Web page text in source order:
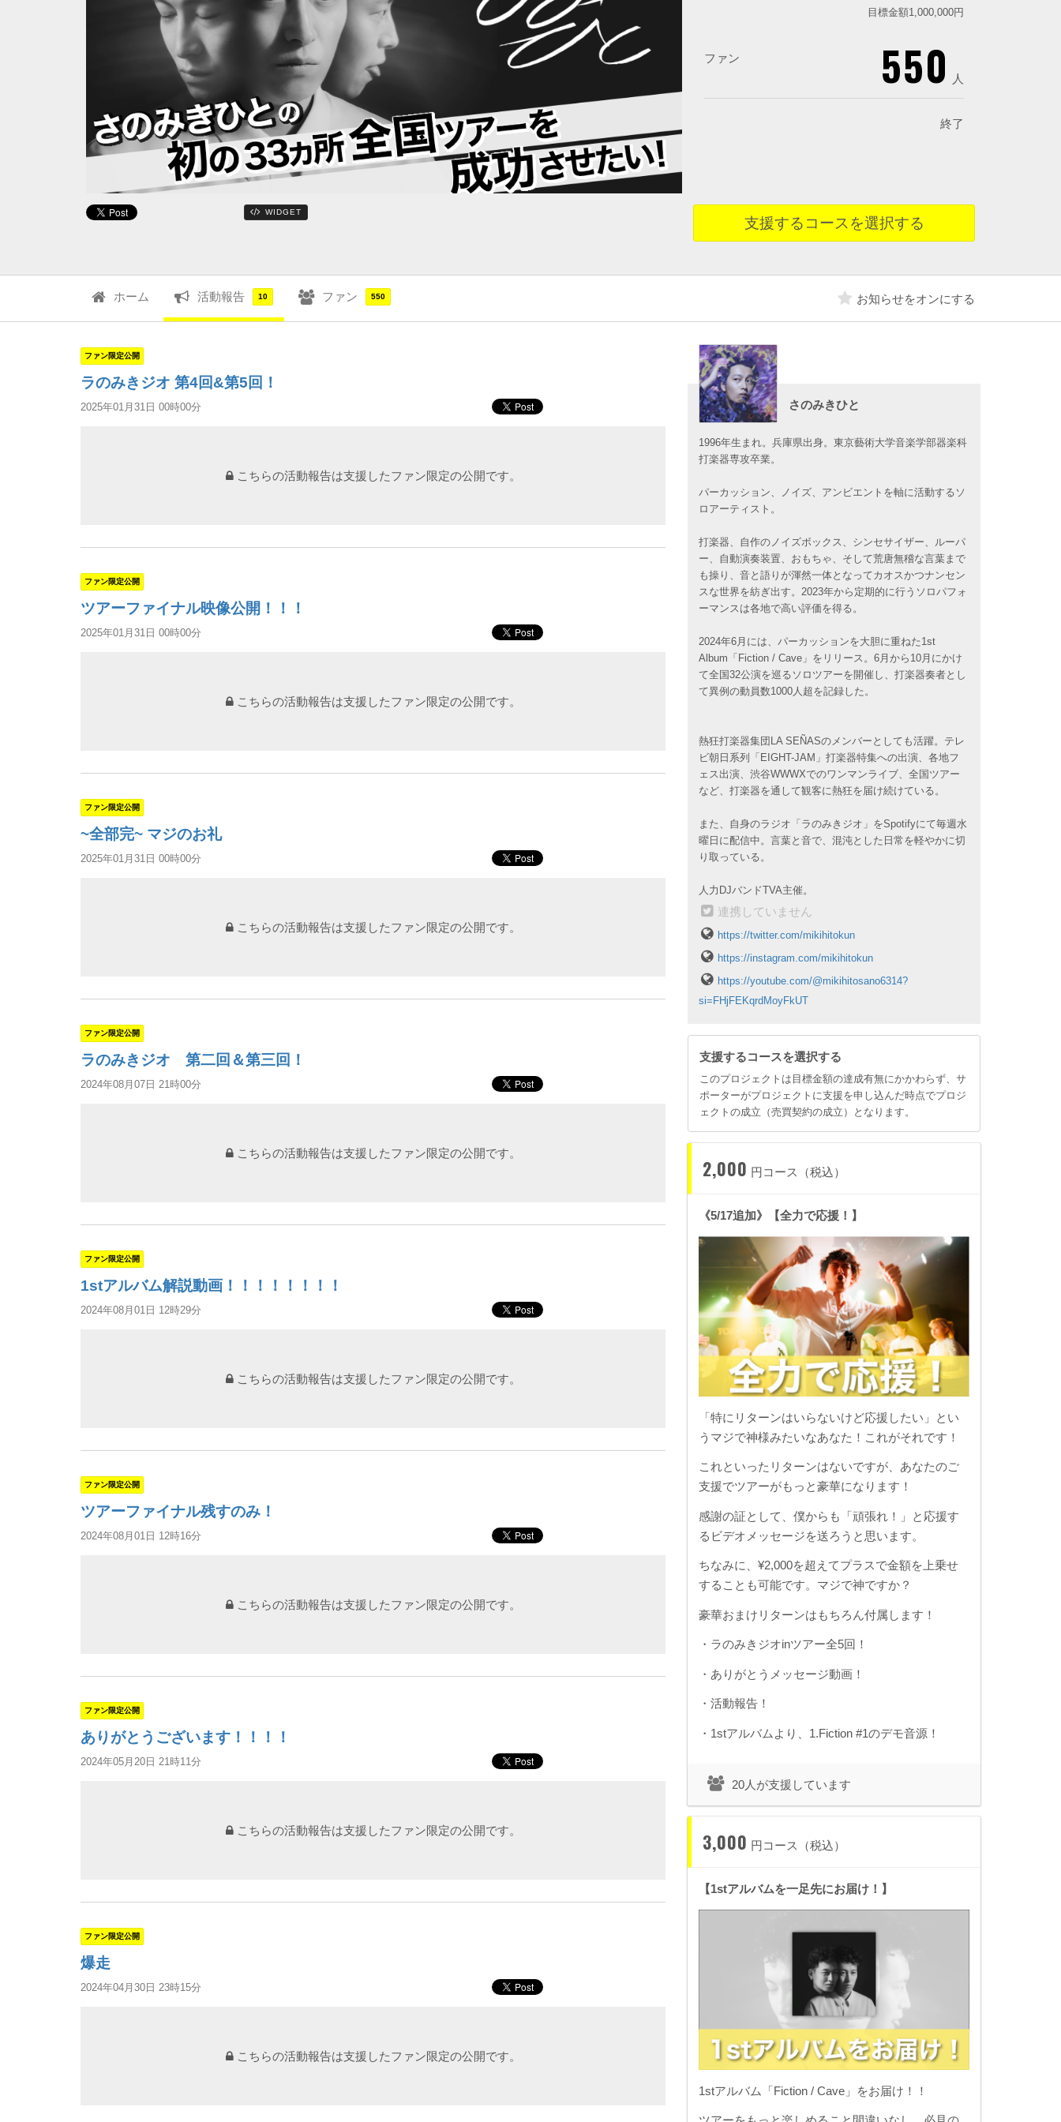
目標金額1,000,000円
ファン 550 人
終了
WIDGET
支援するコースを選択する
ホーム 活動報告 10 ファン 550 お知らせをオンにする
ファン限定公開
ラのみきジオ 第4回&第5回！
2025年01月31日 00時00分
こちらの活動報告は支援したファン限定の公開です。
ファン限定公開
ツアーファイナル映像公開！！！
2025年01月31日 00時00分
こちらの活動報告は支援したファン限定の公開です。
ファン限定公開
~全部完~ マジのお礼
2025年01月31日 00時00分
こちらの活動報告は支援したファン限定の公開です。
ファン限定公開
ラのみきジオ 第二回＆第三回！
2024年08月07日 21時00分
こちらの活動報告は支援したファン限定の公開です。
ファン限定公開
1stアルバム解説動画！！！！！！！！
2024年08月01日 12時29分
こちらの活動報告は支援したファン限定の公開です。
ファン限定公開
ツアーファイナル残すのみ！
2024年08月01日 12時16分
こちらの活動報告は支援したファン限定の公開です。
ファン限定公開
ありがとうございます！！！！
2024年05月20日 21時11分
こちらの活動報告は支援したファン限定の公開です。
ファン限定公開
爆走
2024年04月30日 23時15分
こちらの活動報告は支援したファン限定の公開です。
さのみきひと
1996年生まれ。兵庫県出身。東京藝術大学音楽学部器楽科
打楽器専攻卒業。
パーカッション、ノイズ、アンビエントを軸に活動するソ
ロアーティスト。
打楽器、自作のノイズボックス、シンセサイザー、ルーパ
ー、自動演奏装置、おもちゃ、そして荒唐無稽な言葉まで
も操り、音と語りが渾然一体となってカオスかつナンセン
スな世界を紡ぎ出す。2023年から定期的に行うソロパフォ
ーマンスは各地で高い評価を得る。
2024年6月には、パーカッションを大胆に重ねた1st
Album「Fiction / Cave」をリリース。6月から10月にかけ
て全国32公演を巡るソロツアーを開催し、打楽器奏者とし
て異例の動員数1000人超を記録した。
熱狂打楽器集団LA SEÑASのメンバーとしても活躍。テレ
ビ朝日系列「EIGHT-JAM」打楽器特集への出演、各地フ
ェス出演、渋谷WWWXでのワンマンライブ、全国ツアー
など、打楽器を通して観客に熱狂を届け続けている。
また、自身のラジオ「ラのみきジオ」をSpotifyにて毎週水
曜日に配信中。言葉と音で、混沌とした日常を軽やかに切
り取っている。
人力DJバンドTVA主催。
連携していません
https://twitter.com/mikihitokun
https://instagram.com/mikihitokun
https://youtube.com/@mikihitosano6314?
si=FHjFEKqrdMoyFkUT
支援するコースを選択する
このプロジェクトは目標金額の達成有無にかかわらず、サ
ポーターがプロジェクトに支援を申し込んだ時点でプロジ
ェクトの成立（売買契約の成立）となります。
2,000 円コース（税込）
《5/17追加》【全力で応援！】
「特にリターンはいらないけど応援したい」とい
うマジで神様みたいなあなた！これがそれです！
これといったリターンはないですが、あなたのご
支援でツアーがもっと豪華になります！
感謝の証として、僕からも「頑張れ！」と応援す
るビデオメッセージを送ろうと思います。
ちなみに、¥2,000を超えてプラスで金額を上乗せ
することも可能です。マジで神ですか？
豪華おまけリターンはもちろん付属します！
・ラのみきジオinツアー全5回！
・ありがとうメッセージ動画！
・活動報告！
・1stアルバムより、1.Fiction #1のデモ音源！
20人が支援しています
3,000 円コース（税込）
【1stアルバムを一足先にお届け！】
1stアルバム「Fiction / Cave」をお届け！！